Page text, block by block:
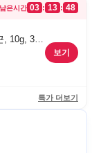
남은시간 03 : 13 : 48
, 10g, 30
보기
특가 더보기